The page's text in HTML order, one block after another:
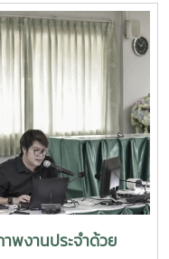
ลือใช้การแปรรูปปลา
จารย์ ดร.ดวงพร อมร
การขยายสเกลการผลิต
นสารเสริมกระตุ้นการ
ย รองศาสตราจารย์
ร5.โครงการ "การ
ติกต่อภาวะซึมเศร้า
คลอด" โดย รอง
หัวหน้า
น้ำในระบบเพาะฟักพันธุ์
านแสงอาทิตย์ร่วมกับ
รผลิตพันธุ์ปลาเชิง
ม? #กลุ่มอินทนินแม่
เลี้ยงกลุ่ม? และในที่
น? บัวจูม? เป็น
า? เป็นผู้ประสานงาน?
พงานประจำด้วย